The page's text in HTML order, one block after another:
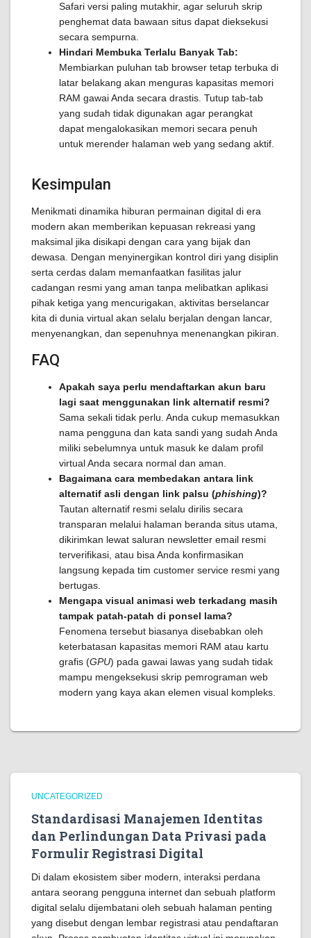
Safari versi paling mutakhir, agar seluruh skrip
penghemat data bawaan situs dapat dieksekusi
secara sempurna.
Hindari Membuka Terlalu Banyak Tab:
Membiarkan puluhan tab browser tetap terbuka di
latar belakang akan menguras kapasitas memori
RAM gawai Anda secara drastis. Tutup tab-tab
yang sudah tidak digunakan agar perangkat
dapat mengalokasikan memori secara penuh
untuk merender halaman web yang sedang aktif.
Kesimpulan
Menikmati dinamika hiburan permainan digital di era
modern akan memberikan kepuasan rekreasi yang
maksimal jika disikapi dengan cara yang bijak dan
dewasa. Dengan menyinergikan kontrol diri yang disiplin
serta cerdas dalam memanfaatkan fasilitas jalur
cadangan resmi yang aman tanpa melibatkan aplikasi
pihak ketiga yang mencurigakan, aktivitas berselancar
kita di dunia virtual akan selalu berjalan dengan lancar,
menyenangkan, dan sepenuhnya menenangkan pikiran.
FAQ
Apakah saya perlu mendaftarkan akun baru
lagi saat menggunakan link alternatif resmi?
Sama sekali tidak perlu. Anda cukup memasukkan
nama pengguna dan kata sandi yang sudah Anda
miliki sebelumnya untuk masuk ke dalam profil
virtual Anda secara normal dan aman.
Bagaimana cara membedakan antara link
alternatif asli dengan link palsu (phishing)?
Tautan alternatif resmi selalu dirilis secara
transparan melalui halaman beranda situs utama,
dikirimkan lewat saluran newsletter email resmi
terverifikasi, atau bisa Anda konfirmasikan
langsung kepada tim customer service resmi yang
bertugas.
Mengapa visual animasi web terkadang masih
tampak patah-patah di ponsel lama?
Fenomena tersebut biasanya disebabkan oleh
keterbatasan kapasitas memori RAM atau kartu
grafis (GPU) pada gawai lawas yang sudah tidak
mampu mengeksekusi skrip pemrograman web
modern yang kaya akan elemen visual kompleks.
UNCATEGORIZED
Standardisasi Manajemen Identitas
dan Perlindungan Data Privasi pada
Formulir Registrasi Digital
Di dalam ekosistem siber modern, interaksi perdana
antara seorang pengguna internet dan sebuah platform
digital selalu dijembatani oleh sebuah halaman penting
yang disebut dengan lembar registrasi atau pendaftaran